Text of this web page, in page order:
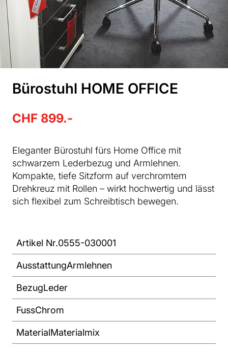
Bürostuhl HOME OFFICE
CHF 899.-
Eleganter Bürostuhl fürs Home Office mit
schwarzem Lederbezug und Armlehnen.
Kompakte, tiefe Sitzform auf verchromtem
Drehkreuz mit Rollen – wirkt hochwertig und lässt
sich flexibel zum Schreibtisch bewegen.
Artikel Nr.0555-030001
AusstattungArmlehnen
BezugLeder
FussChrom
MaterialMaterialmix